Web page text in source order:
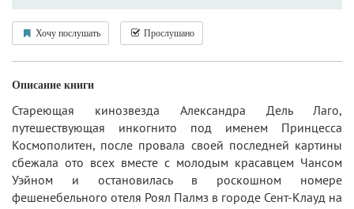
Хочу послушать Прослушано
Описание книги
Стареющая кинозвезда Александра Дель Лаго,
путешествующая инкогнито под именем Принцесса
Космополитен, после провала своей последней картины
сбежала ото всех вместе с молодым красавцем Чансом
Уэйном и остановилась в роскошном номере
фешенебельного отеля Роял Палмз в городе Сент-Клауд на